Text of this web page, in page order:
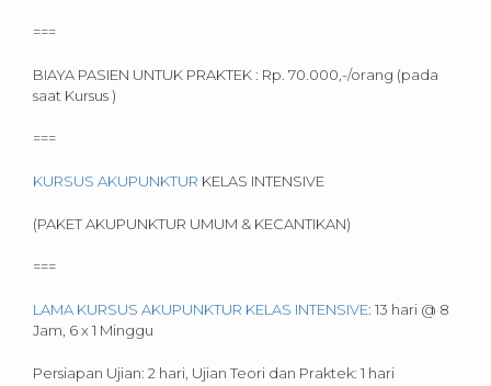
===
BIAYA PASIEN UNTUK PRAKTEK : Rp. 70.000,-/orang (pada
saat Kursus )
===
KURSUS AKUPUNKTUR KELAS INTENSIVE
(PAKET AKUPUNKTUR UMUM & KECANTIKAN)
===
LAMA KURSUS AKUPUNKTUR KELAS INTENSIVE: 13 hari @ 8
Jam, 6 x 1 Minggu
Persiapan Ujian: 2 hari, Ujian Teori dan Praktek: 1 hari